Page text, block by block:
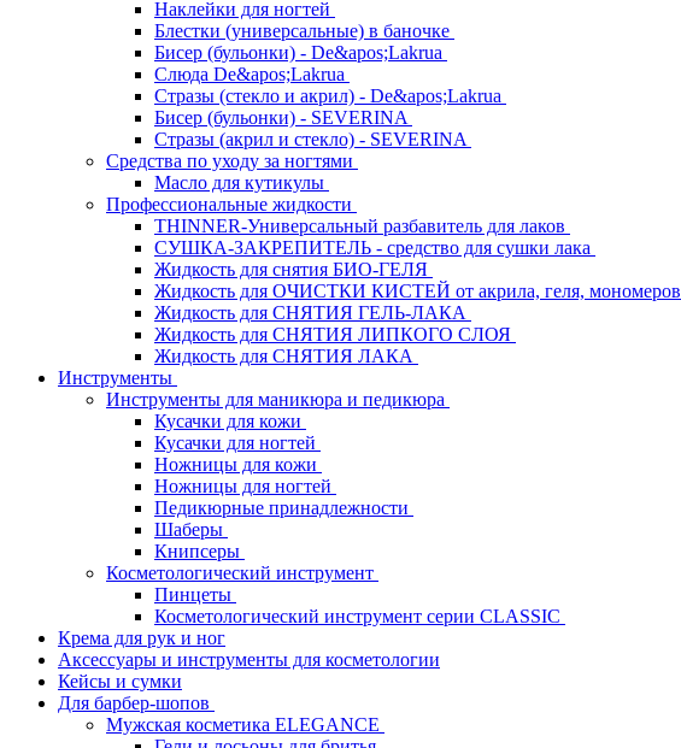
Наклейки для ногтей
Блестки (универсальные) в баночке
Бисер (бульонки) - De&apos;Lakrua
Слюда De&apos;Lakrua
Стразы (стекло и акрил) - De&apos;Lakrua
Бисер (бульонки) - SEVERINA
Стразы (акрил и стекло) - SEVERINA
Средства по уходу за ногтями
Масло для кутикулы
Профессиональные жидкости
THINNER-Универсальный разбавитель для лаков
СУШКА-ЗАКРЕПИТЕЛЬ - средство для сушки лака
Жидкость для снятия БИО-ГЕЛЯ
Жидкость для ОЧИСТКИ КИСТЕЙ от акрила, геля, мономеров
Жидкость для СНЯТИЯ ГЕЛЬ-ЛАКА
Жидкость для СНЯТИЯ ЛИПКОГО СЛОЯ
Жидкость для СНЯТИЯ ЛАКА
Инструменты
Инструменты для маникюра и педикюра
Кусачки для кожи
Кусачки для ногтей
Ножницы для кожи
Ножницы для ногтей
Педикюрные принадлежности
Шаберы
Книпсеры
Косметологический инструмент
Пинцеты
Косметологический инструмент серии CLASSIC
Крема для рук и ног
Аксессуары и инструменты для косметологии
Кейсы и сумки
Для барбер-шопов
Мужская косметика ELEGANCE